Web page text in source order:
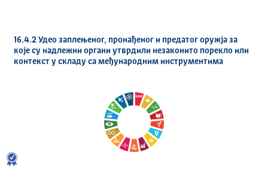
16.4.2 Удео заплењеног, пронађеног и предатог оружја за
које су надлежни органи утврдили незаконито порекло или
контекст у складу са међународним инструментима